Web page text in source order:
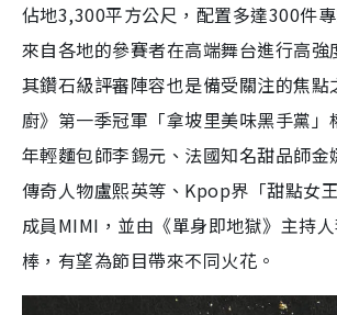
佔地3,300平方公尺，配置多達300件
來自各地的參賽者在高端舞台進行高強
其鑽石級評審陣容也是備受關注的焦點
廚》第一季冠軍「拿坡里美味黑手黨」
年輕麵包師李錫元、法國知名甜品師金
傳奇人物盧熙英等、Kpop界「甜點女
成員MIMI，並由《單身即地獄》主持
棒，有望為節目帶來不同火花。